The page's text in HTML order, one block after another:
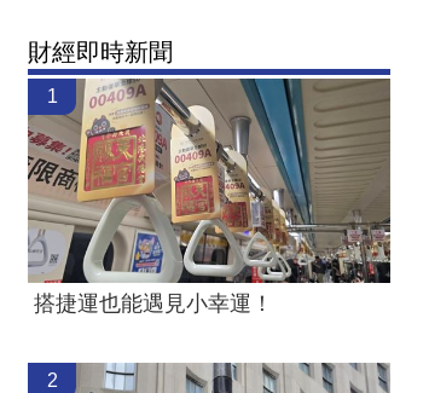
財經即時新聞
1
搭捷運也能遇見小幸運！
2